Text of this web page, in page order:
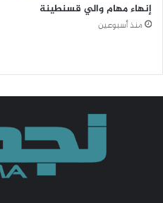
إنهاء مهام والي قسنطينة
منذ أسبوعين